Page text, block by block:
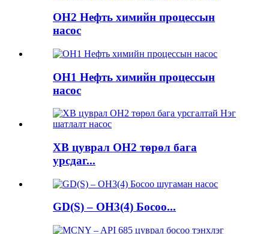
OH2 Нефть химийн процессын
насос
OH1 Нефть химийн процессын
насос
XB цуврал OH2 төрөл бага
урсдаг...
GD(S) – OH3(4) Босоо...